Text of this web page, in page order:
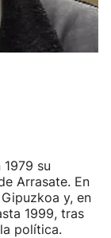
su
Arrasate. En
y, en
1999, tras
política.